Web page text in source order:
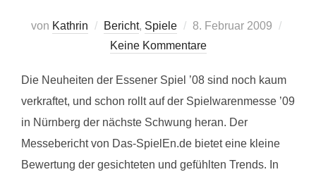
von Kathrin Bericht, Spiele
Veröffentlicht
am
8. Februar 2009
Keine Kommentare
Die Neuheiten der Essener Spiel ’08 sind noch kaum
verkraftet, und schon rollt auf der Spielwarenmesse ’09
in Nürnberg der nächste Schwung heran. Der
Messebericht von Das-SpielEn.de bietet eine kleine
Bewertung der gesichteten und gefühlten Trends. In